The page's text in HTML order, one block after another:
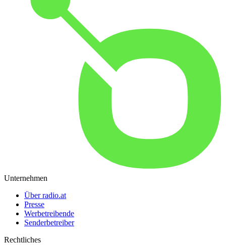
Unternehmen
Über radio.at
Presse
Werbetreibende
Senderbetreiber
Rechtliches